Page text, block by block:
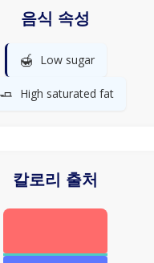
음식 속성
🍯 Low sugar
🧈 High saturated fat
칼로리 출처